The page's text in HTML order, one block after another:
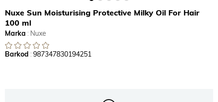
Nuxe Sun Moisturising Protective Milky Oil For Hair
100 ml
Marka : Nuxe
Barkod :987347830194251